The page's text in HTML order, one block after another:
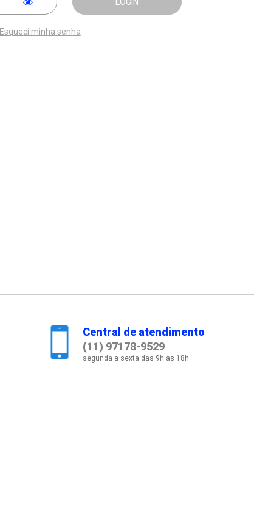
Esqueci minha senha
Central de atendimento
(11) 97178-9529
segunda a sexta das 9h às 18h